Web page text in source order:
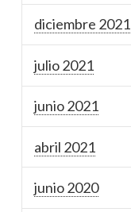
diciembre 2021
julio 2021
junio 2021
abril 2021
junio 2020